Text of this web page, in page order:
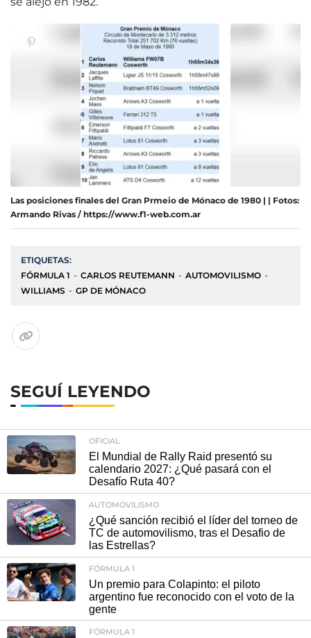
Las posiciones finales del Gran Prmeio de Mónaco de 1980 | | Fotos:
Armando Rivas / https://www.f1-web.com.ar
ETIQUETAS:
FÓRMULA 1
CARLOS REUTEMANN
AUTOMOVILISMO
WILLIAMS
GP DE MÓNACO
SEGUÍ LEYENDO
OFICIAL
El Mundial de Rally Raid presentó su
calendario 2027: ¿Qué pasará con el
Desafío Ruta 40?
AUTOMOVILISMO
¿Qué sanción recibió el líder del torneo de
TC de automovilismo, tras el Desafio de
las Estrellas?
FÓRMULA 1
Un premio para Colapinto: el piloto
argentino fue reconocido con el voto de la
gente
FÓRMULA 1